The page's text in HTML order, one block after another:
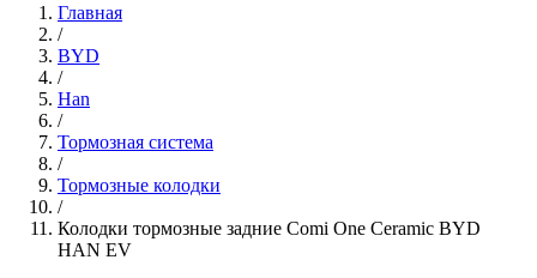
Главная
/
BYD
/
Han
/
Тормозная система
/
Тормозные колодки
/
Колодки тормозные задние Comi One Ceramic BYD
HAN EV